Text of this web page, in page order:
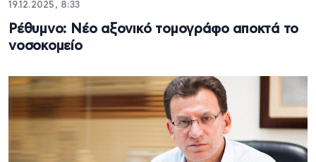
19.12.2025, 8:33
Ρέθυμνο: Νέο αξονικό τομογράφο αποκτά το
νοσοκομείο